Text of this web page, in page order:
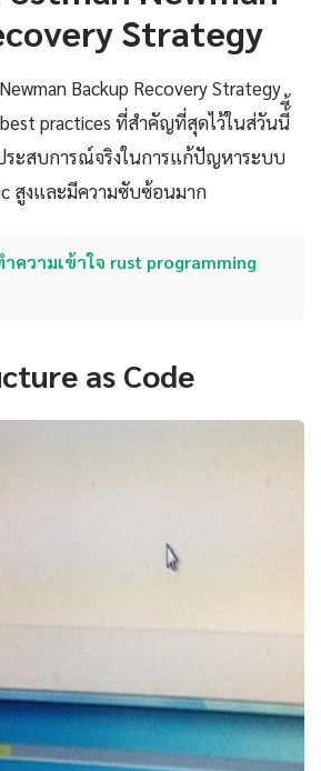
Strategy
Backup Recovery Strategy
practices ที่สำคัญที่สุดไว้ในส่วันนี้ี้
ระสบการณ์จริงในการแก้ปัญหาระบบ
สูงและมีความซับซ้อนมาก
ำความเข้าใจ rust programming
as Code